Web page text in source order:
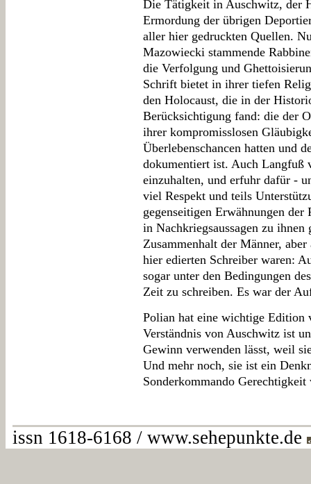
Die Tätigkeit in Auschwitz, der
Ermordung der übrigen
aller hier gedruckten Quellen.
Mazowiecki stammende
die Verfolgung und
Schrift bietet in ihrer tiefen
den Holocaust, die in der
Berücksichtigung fand: die der
ihrer kompromisslosen
Überlebenschancen hatten und
dokumentiert ist. Auch Langfuß
einzuhalten, und erfuhr dafür -
viel Respekt und teils
gegenseitigen Erwähnungen
in Nachkriegsaussagen zu ihnen
Zusammenhalt der Männer,
hier edierten Schreiber waren:
sogar unter den Bedingungen
Zeit zu schreiben. Es war der
Polian hat eine wichtige Edition
Verständnis von Auschwitz ist
Gewinn verwenden lässt, weil
Und mehr noch, sie ist ein
Sonderkommando
issn 1618-6168 / www.sehepunkte.de